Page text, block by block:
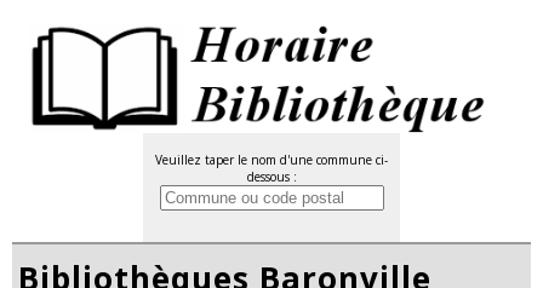
Veuillez taper le nom d'une commune ci-
dessous :
Bibliothèques Baronville